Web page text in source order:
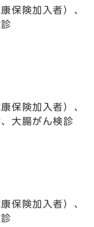
保険加入者）、
保険加入者）、
大腸がん検診
保険加入者）、